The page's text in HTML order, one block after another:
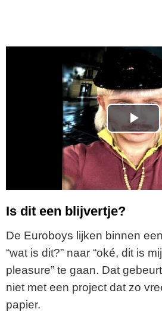
P
l
a
V
i
d
Is dit een blijvertje?
De Euroboys lijken binnen
“wat is dit?” naar “oké, dit is
pleasure” te gaan. Dat
niet met een project dat zo
papier.